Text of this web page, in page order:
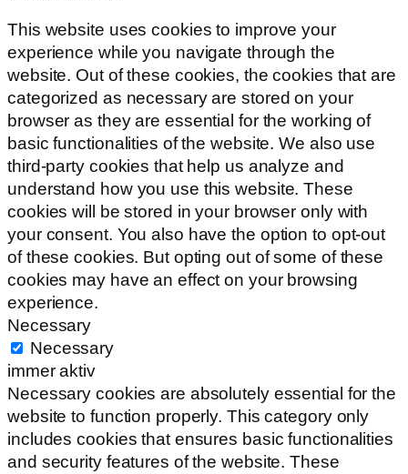
This website uses cookies to improve your
experience while you navigate through the
website. Out of these cookies, the cookies that are
categorized as necessary are stored on your
browser as they are essential for the working of
basic functionalities of the website. We also use
third-party cookies that help us analyze and
understand how you use this website. These
cookies will be stored in your browser only with
your consent. You also have the option to opt-out
of these cookies. But opting out of some of these
cookies may have an effect on your browsing
experience.
Necessary
Necessary
immer aktiv
Necessary cookies are absolutely essential for the
website to function properly. This category only
includes cookies that ensures basic functionalities
and security features of the website. These